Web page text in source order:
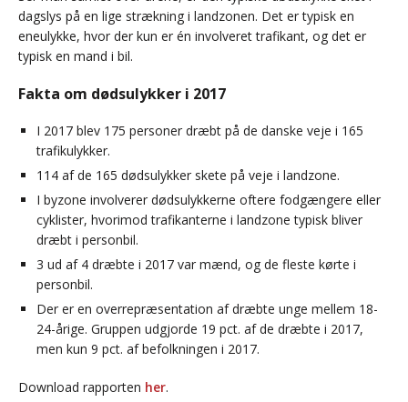
dagslys på en lige strækning i landzonen. Det er typisk en
eneulykke, hvor der kun er én involveret trafikant, og det er
typisk en mand i bil.
Fakta om dødsulykker i 2017
I 2017 blev 175 personer dræbt på de danske veje i 165
trafikulykker.
114 af de 165 dødsulykker skete på veje i landzone.
I byzone involverer dødsulykkerne oftere fodgængere eller
cyklister, hvorimod trafikanterne i landzone typisk bliver
dræbt i personbil.
3 ud af 4 dræbte i 2017 var mænd, og de fleste kørte i
personbil.
Der er en overrepræsentation af dræbte unge mellem 18-
24-årige. Gruppen udgjorde 19 pct. af de dræbte i 2017,
men kun 9 pct. af befolkningen i 2017.
Download rapporten her.